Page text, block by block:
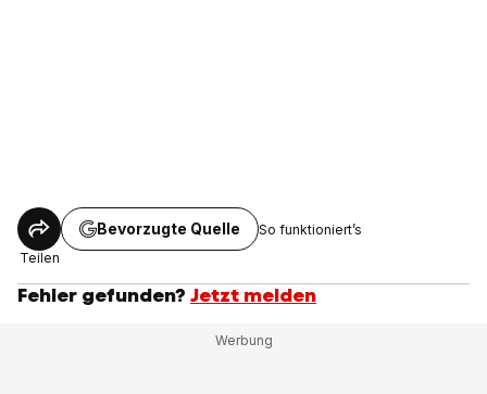
Teilen
Bevorzugte Quelle So funktioniert’s
Fehler gefunden? Jetzt melden